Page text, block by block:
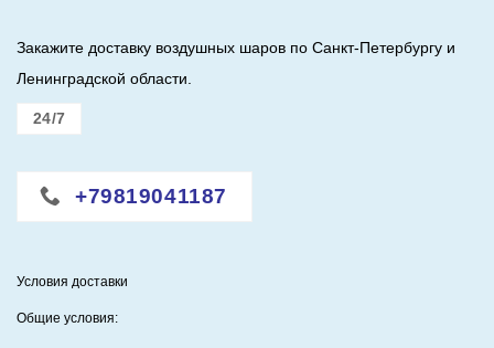
Три
играем
Ассорти
пастель
Закажите доставку воздушных шаров по Санкт-Петербургу и
Ленинградской области.
24/7
+79819041187
Условия доставки
Общие условия: